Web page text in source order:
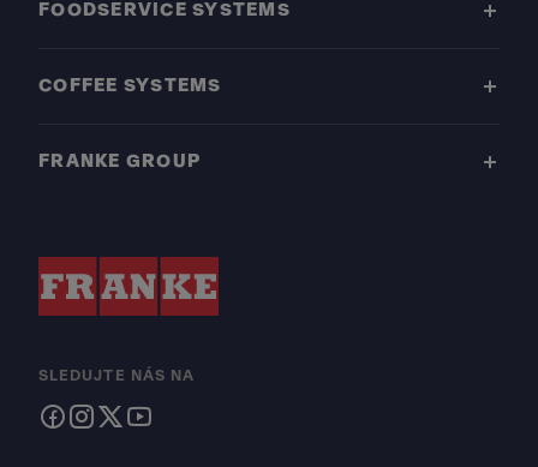
FOODSERVICE SYSTEMS
COFFEE SYSTEMS
FRANKE GROUP
SLEDUJTE NÁS NA